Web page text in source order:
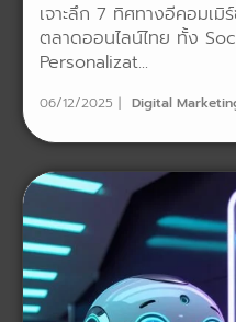
เจาะลึก 7 ทิศทางอีคอมเ
ตลาดออนไลน์ไทย ทั้ง
Personalizat...
06/12/2025 Digital